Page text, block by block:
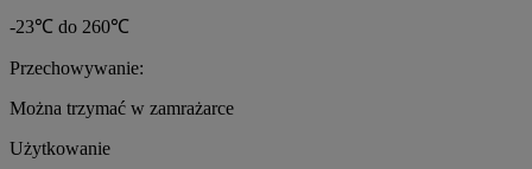
-23℃ do 260℃
Przechowywanie:
Można trzymać w zamrażarce
Użytkowanie